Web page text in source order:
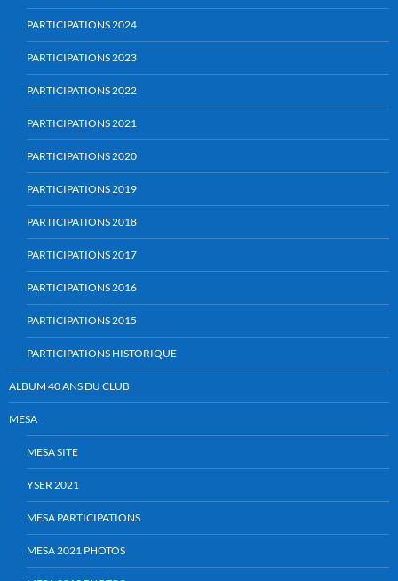
PARTICIPATIONS 2024
PARTICIPATIONS 2023
PARTICIPATIONS 2022
PARTICIPATIONS 2021
PARTICIPATIONS 2020
PARTICIPATIONS 2019
PARTICIPATIONS 2018
PARTICIPATIONS 2017
PARTICIPATIONS 2016
PARTICIPATIONS 2015
PARTICIPATIONS HISTORIQUE
ALBUM 40 ANS DU CLUB
MESA
MESA SITE
YSER 2021
MESA PARTICIPATIONS
MESA 2021 PHOTOS